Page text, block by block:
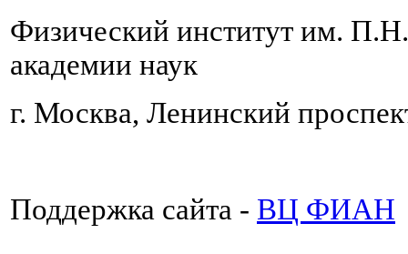
Физический институт им.
академии наук
г. Москва, Ленинский
Поддержка сайта - ВЦ ФИАН